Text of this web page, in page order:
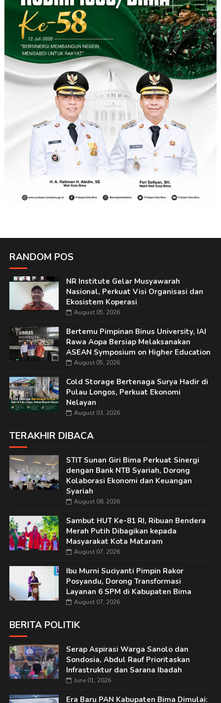
RANDOM POS
NR Institute Gelar Musyawarah
Nasional, Perkuat Visi Organisasi dan
Ekosistem Koperasi
August 05, 2026
Bertemu Pimpinan Binus University, IAI
Rawa Aopa Bersiap Melaksanakan
ASEAN Symposium on Higher Education
August 05, 2026
Cold Storage Bertenaga Surya Hadir di
Pulau Longos, Perkuat Ekonomi
Nelayan
August 03, 2026
TERAKHIR DIBACA
STIT Sunan Giri Bima Perkuat Sinergi
dengan Bank NTB Syariah, Dorong
Kolaborasi Ekonomi dan Keuangan
Syariah
August 08, 2026
Sambut HUT Ke-81 RI, Ribuan Bendera
Merah Putih Dibagikan kepada
Masyarakat Kota Mataram
August 07, 2026
Ibu Murni Suciyanti Pimpin Rakor
Posyandu, Dorong Transformasi
Layanan 6 SPM di Kabupaten Bima
August 07, 2026
BERITA POLITIK
Serap Aspirasi Warga Sanolo dan
Sondosia, Abdul Rauf Prioritaskan
Infrastruktur dan Sarana Ibadah
June 01, 2026
Era Baru PAN Kabupaten Bima Dimulai: